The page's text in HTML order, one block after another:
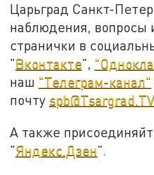
Царьград Санкт-
наблюдения, вопросы
странички в
"Вконтакте",
наш "Телеграм-канал"
почту spb@Tsargrad.TV
А также
"Яндекс.Дзен".